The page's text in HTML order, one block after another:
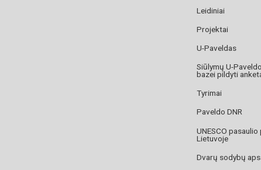
Leidiniai
Projektai
U-Paveldas
Siūlymų U-
bazei pildyti
Tyrimai
Paveldo DNR
UNESCO
Lietuvoje
Dvarų sodybų